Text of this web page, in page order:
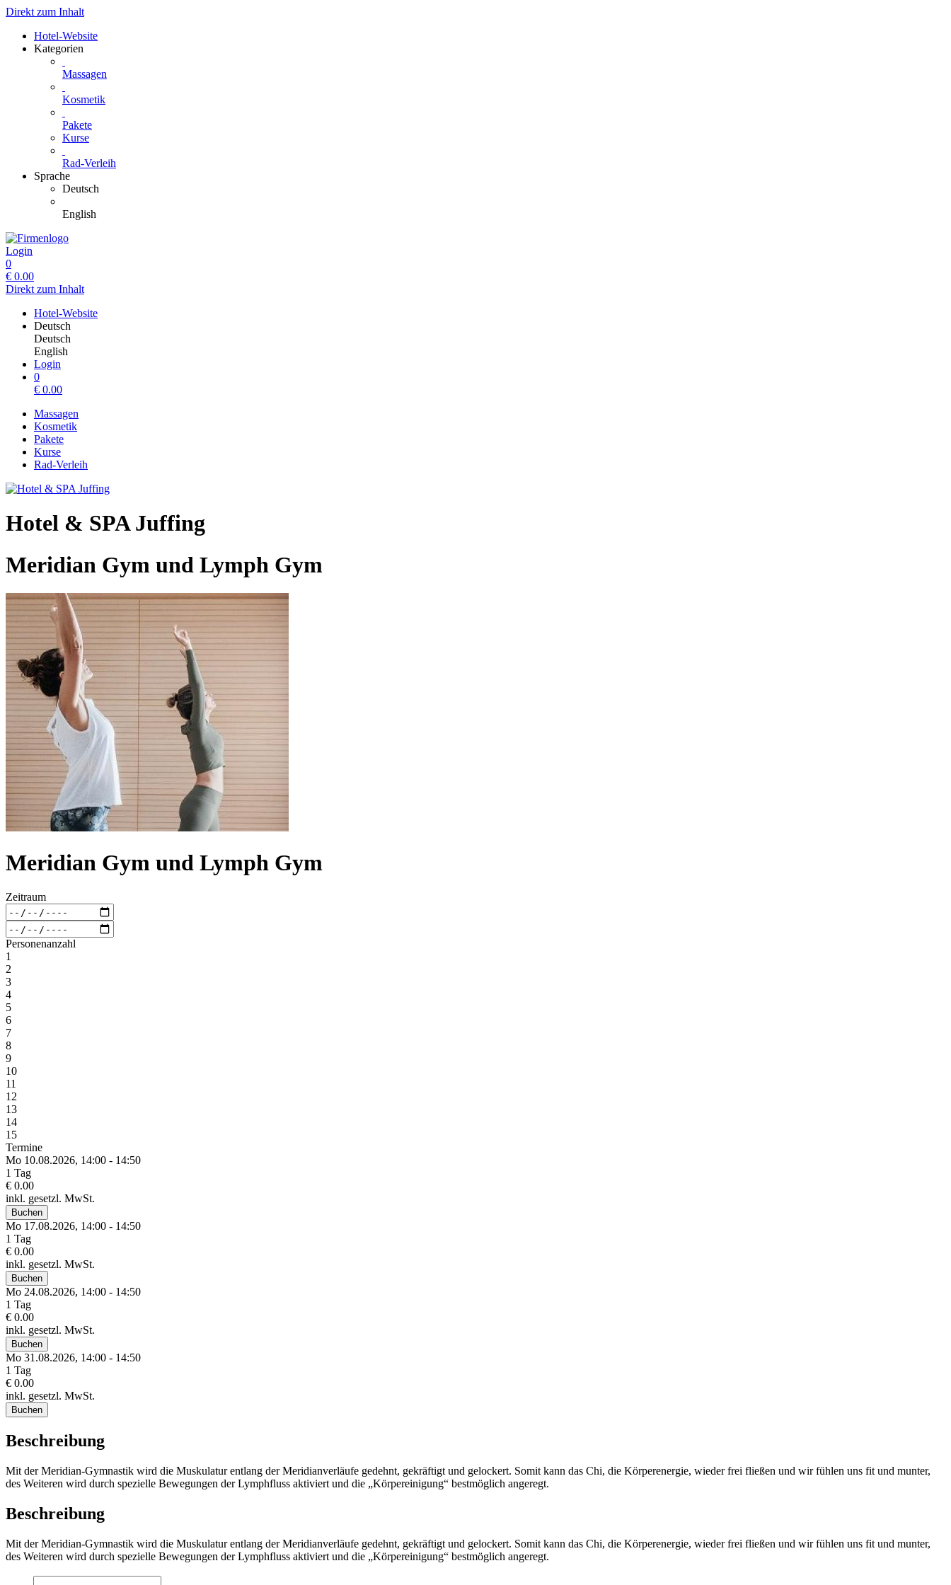
Direkt zum Inhalt
Hotel-Website
Kategorien
Massagen
Kosmetik
Pakete
Kurse
Rad-Verleih
Sprache
Deutsch
English
Login
0
€ 0.00
Direkt zum Inhalt
Hotel-Website
Deutsch
Deutsch
English
Login
0
€ 0.00
Massagen
Kosmetik
Pakete
Kurse
Rad-Verleih
Hotel & SPA Juffing
Meridian Gym und Lymph Gym
Meridian Gym und Lymph Gym
Zeitraum
Personenanzahl
1
2
3
4
5
6
7
8
9
10
11
12
13
14
15
Termine
Mo 10.08.2026, 14:00 - 14:50
1 Tag
€ 0.00
inkl. gesetzl. MwSt.
Buchen
Mo 17.08.2026, 14:00 - 14:50
1 Tag
€ 0.00
inkl. gesetzl. MwSt.
Buchen
Mo 24.08.2026, 14:00 - 14:50
1 Tag
€ 0.00
inkl. gesetzl. MwSt.
Buchen
Mo 31.08.2026, 14:00 - 14:50
1 Tag
€ 0.00
inkl. gesetzl. MwSt.
Buchen
Beschreibung
Mit der Meridian-Gymnastik wird die Muskulatur entlang der Meridianverläufe gedehnt, gekräftigt und gelockert. Somit kann das Chi, die Körperenergie, wieder frei fließen und wir fühlen uns fit und munter,
des Weiteren wird durch spezielle Bewegungen der Lymphfluss aktiviert und die „Körpereinigung“ bestmöglich angeregt.
Beschreibung
Mit der Meridian-Gymnastik wird die Muskulatur entlang der Meridianverläufe gedehnt, gekräftigt und gelockert. Somit kann das Chi, die Körperenergie, wieder frei fließen und wir fühlen uns fit und munter,
des Weiteren wird durch spezielle Bewegungen der Lymphfluss aktiviert und die „Körpereinigung“ bestmöglich angeregt.